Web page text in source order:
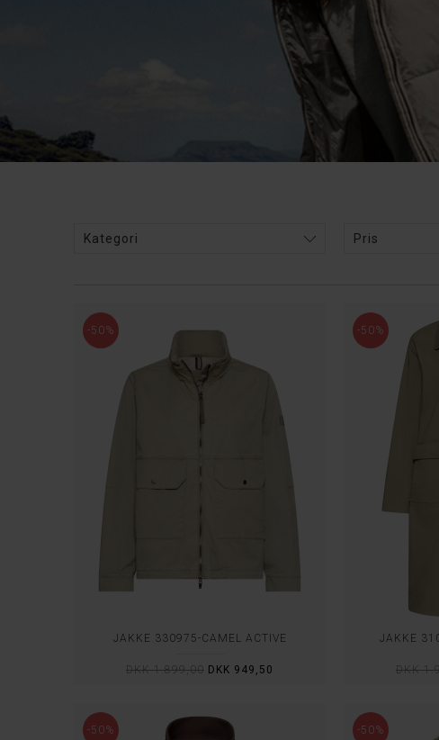
Kategori
Pris
-50%
JAKKE 330975-CAMEL ACTIVE
DKK 1.899,00 DKK 949,50
-50%
JAKKE
DKK
-50% -50%